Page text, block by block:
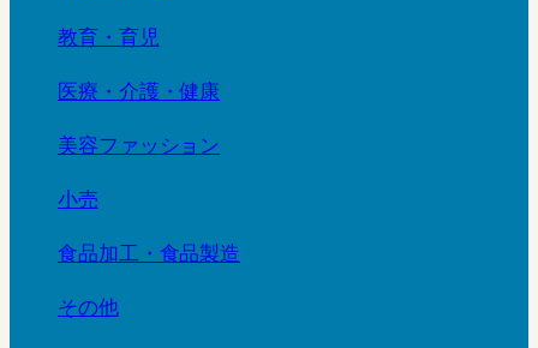
教育・育児
医療・介護・健康
美容ファッション
小売
食品加工・食品製造
その他